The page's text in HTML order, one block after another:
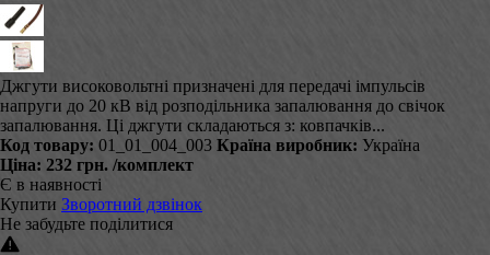
Джгути високовольтні призначені для передачі імпульсів
напруги до 20 кВ від розподільника запалювання до свічок
запалювання. Ці джгути складаються з: ковпачків...
Код товару: 01_01_004_003 Країна виробник: Україна
Ціна: 232 грн. /комплект
Є в наявності
Купити Зворотний дзвінок
Не забудьте поділитися